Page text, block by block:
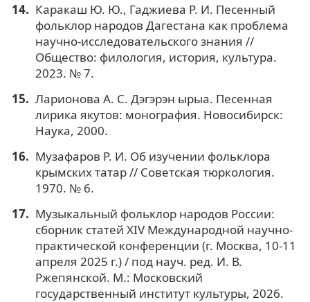
Каракаш Ю. Ю., Гаджиева Р. И. Песенный
фольклор народов Дагестана как проблема
научно-исследовательского знания //
Общество: филология, история, культура.
2023. № 7.
Ларионова А. С. Дэгэрэн ырыа. Песенная
лирика якутов: монография. Новосибирск:
Наука, 2000.
Музафаров Р. И. Об изучении фольклора
крымских татар // Советская тюркология.
1970. № 6.
Музыкальный фольклор народов России:
сборник статей XIV Международной научно-
практической конференции (г. Москва, 10-11
апреля 2025 г.) / под науч. ред. И. В.
Ржепянской. М.: Московский
государственный институт культуры, 2026.